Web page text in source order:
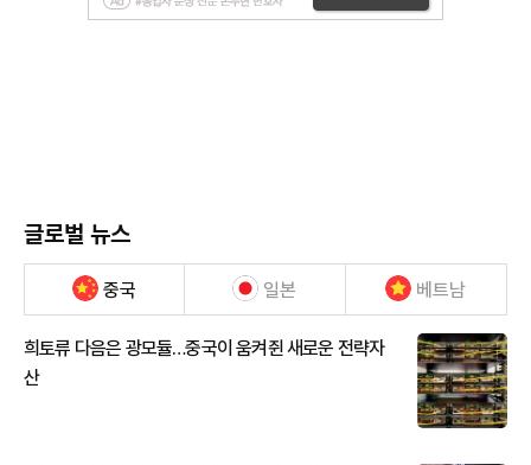
글로벌 뉴스
중국 일본 베트남
희토류 다음은 광모듈…중국이 움켜쥔 새로운 전략자
산